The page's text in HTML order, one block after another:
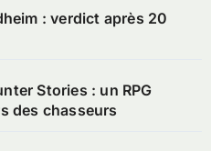
: verdict après 20
Stories : un RPG
des chasseurs